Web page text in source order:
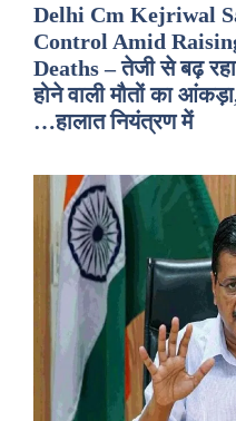
Delhi Cm Kejriwal
Control Amid
Deaths – तेजी से बढ़
होने वाली मौतों का
…हालात नियंत्रण में